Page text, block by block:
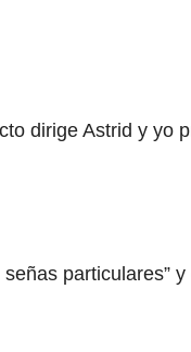
dirige Astrid y yo
particulares”